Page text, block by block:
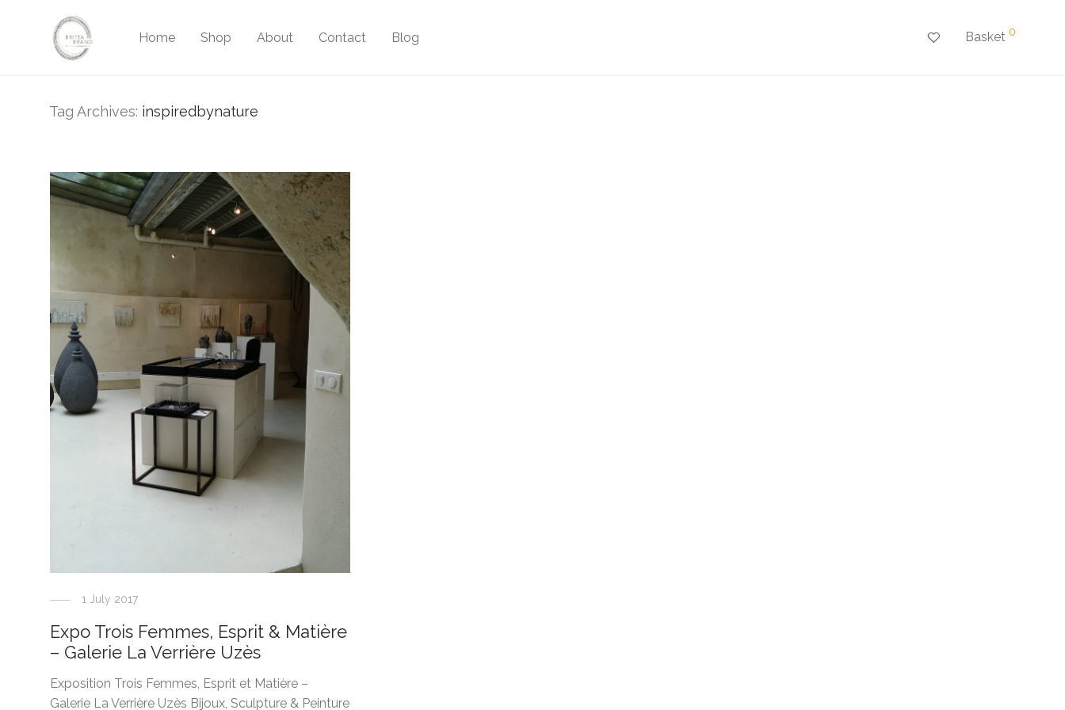
Home Shop About Contact Blog Basket 0
Tag Archives: inspiredbynature
1 July 2017
Expo Trois Femmes, Esprit & Matière
– Galerie La Verrière Uzès
Exposition Trois Femmes, Esprit et Matière –
Galerie La Verrière Uzès Bijoux, Sculpture & Peinture